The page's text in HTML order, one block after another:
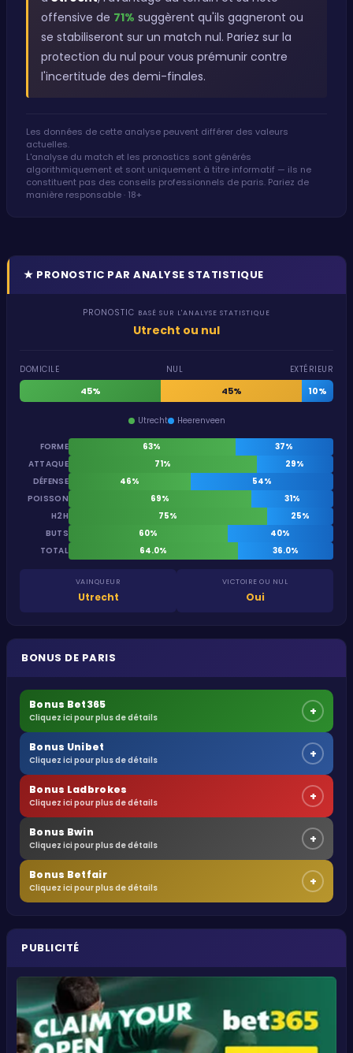
offensive de 71% suggèrent qu'ils gagneront ou
se stabiliseront sur un match nul. Pariez sur la
protection du nul pour vous prémunir contre
l'incertitude des demi-finales.
Les données de cette analyse peuvent différer des valeurs
actuelles.
L'analyse du match et les pronostics sont générés
algorithmiquement et sont uniquement à titre informatif — ils ne
constituent pas des conseils professionnels de paris. Pariez de
manière responsable · 18+
★ PRONOSTIC PAR ANALYSE STATISTIQUE
PRONOSTIC BASÉ SUR L'ANALYSE STATISTIQUE
Utrecht ou nul
DOMICILE NUL EXTÉRIEUR
45% 45% 10%
Utrecht Heerenveen
FORME 63%
37%
ATTAQUE
71%
29%
DÉFENSE
46%
54%
POISSON
69%
31%
H2H
75%
25%
BUTS
60%
40%
TOTAL
64.0% 36.0%
VAINQUEUR
Utrecht
VICTOIRE OU NUL
Oui
BONUS DE PARIS
Bonus Bet365
Cliquez ici pour plus de détails +
Bonus Unibet
Cliquez ici pour plus de détails +
Bonus Ladbrokes
Cliquez ici pour plus de détails +
Bonus Bwin
Cliquez ici pour plus de détails +
Bonus Betfair
Cliquez ici pour plus de détails +
PUBLICITÉ